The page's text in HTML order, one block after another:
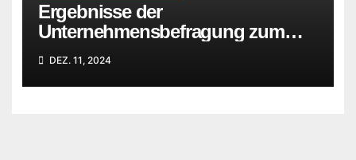
Ergebnisse der
Unternehmensbefragung zum
Standort Vogtland
DEZ. 11, 2024